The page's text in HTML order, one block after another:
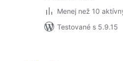
Menej než 10
Testované s 5.9.15